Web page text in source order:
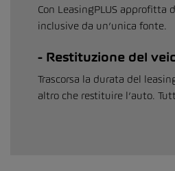
Con LeasingPLUS approfitta
inclusive da un’unica fonte.
Restituzione del
Trascorsa la durata del
altro che restituire l’auto.